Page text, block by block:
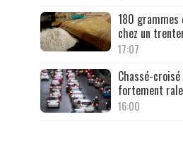
180 grammes
chez un
17:07
Chassé-
fortement
16:00